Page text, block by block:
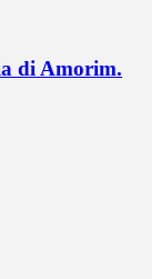
di Amorim.